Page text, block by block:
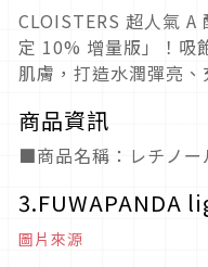
CLOISTERS 超人氣 A
定 10% 增量版」！吸
肌膚，打造水潤彈亮
商品資訊
■商品名稱：レチノー
3.FUWAPANDA
圖片來源